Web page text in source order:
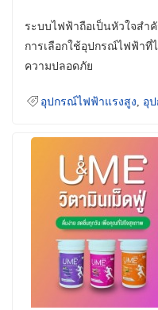
ระบบไฟฟ้าถือเป็นหัวใจสำ
การเลือกใช้อุปกรณ์ไฟฟ้า
ความปลอดภัย
อุปกรณ์ไฟฟ้าแรงสูง อุ